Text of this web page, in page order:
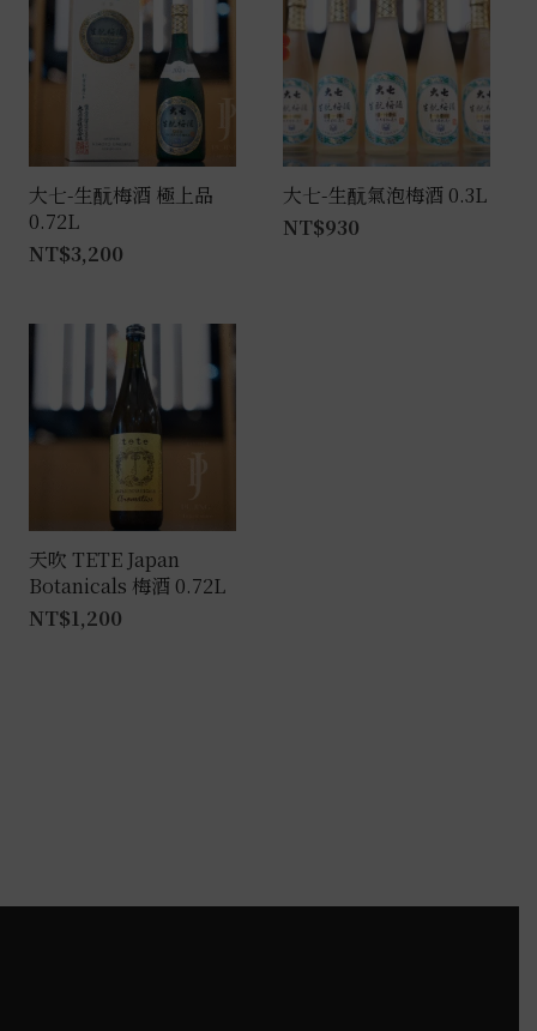
大七-生酛梅酒 極上品
0.72L
NT$3,200
大七-生酛氣泡梅酒 0.3L
NT$930
天吹 TETE Japan
Botanicals 梅酒 0.72L
NT$1,200